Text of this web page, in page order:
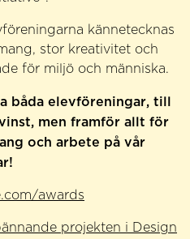
kännetecknas
stor kreativitet och
för miljö och människa.
båda elevföreningar, till
men framför allt för
och arbete på vår
awards
projekten i Design